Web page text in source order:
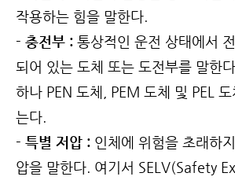
작용하는 힘을 말한다.
- 충전부 : 통상적인 운전 상태에서
되어 있는 도체 또는 도전부를 말한
하나 PEN 도체, PEM 도체 및 PEL
는다.
- 특별 저압 : 인체에 위험을 초래하
압을 말한다. 여기서 SELV(Safety